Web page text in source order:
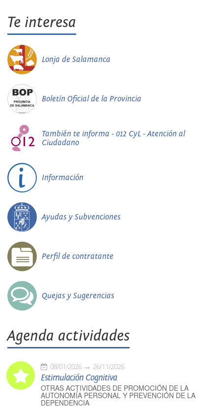
Te interesa
Lonja de Salamanca
Boletín Oficial de la Provincia
También te informa - 012 CyL - Atención al
Ciudadano
Información
Ayudas y Subvenciones
Perfil de contratante
Quejas y Sugerencias
Agenda actividades
08/01/2026 26/11/2026
Estimulación Cognitiva
OTRAS ACTIVIDADES DE PROMOCIÓN DE LA
AUTONOMÍA PERSONAL Y PREVENCIÓN DE LA
DEPENDENCIA